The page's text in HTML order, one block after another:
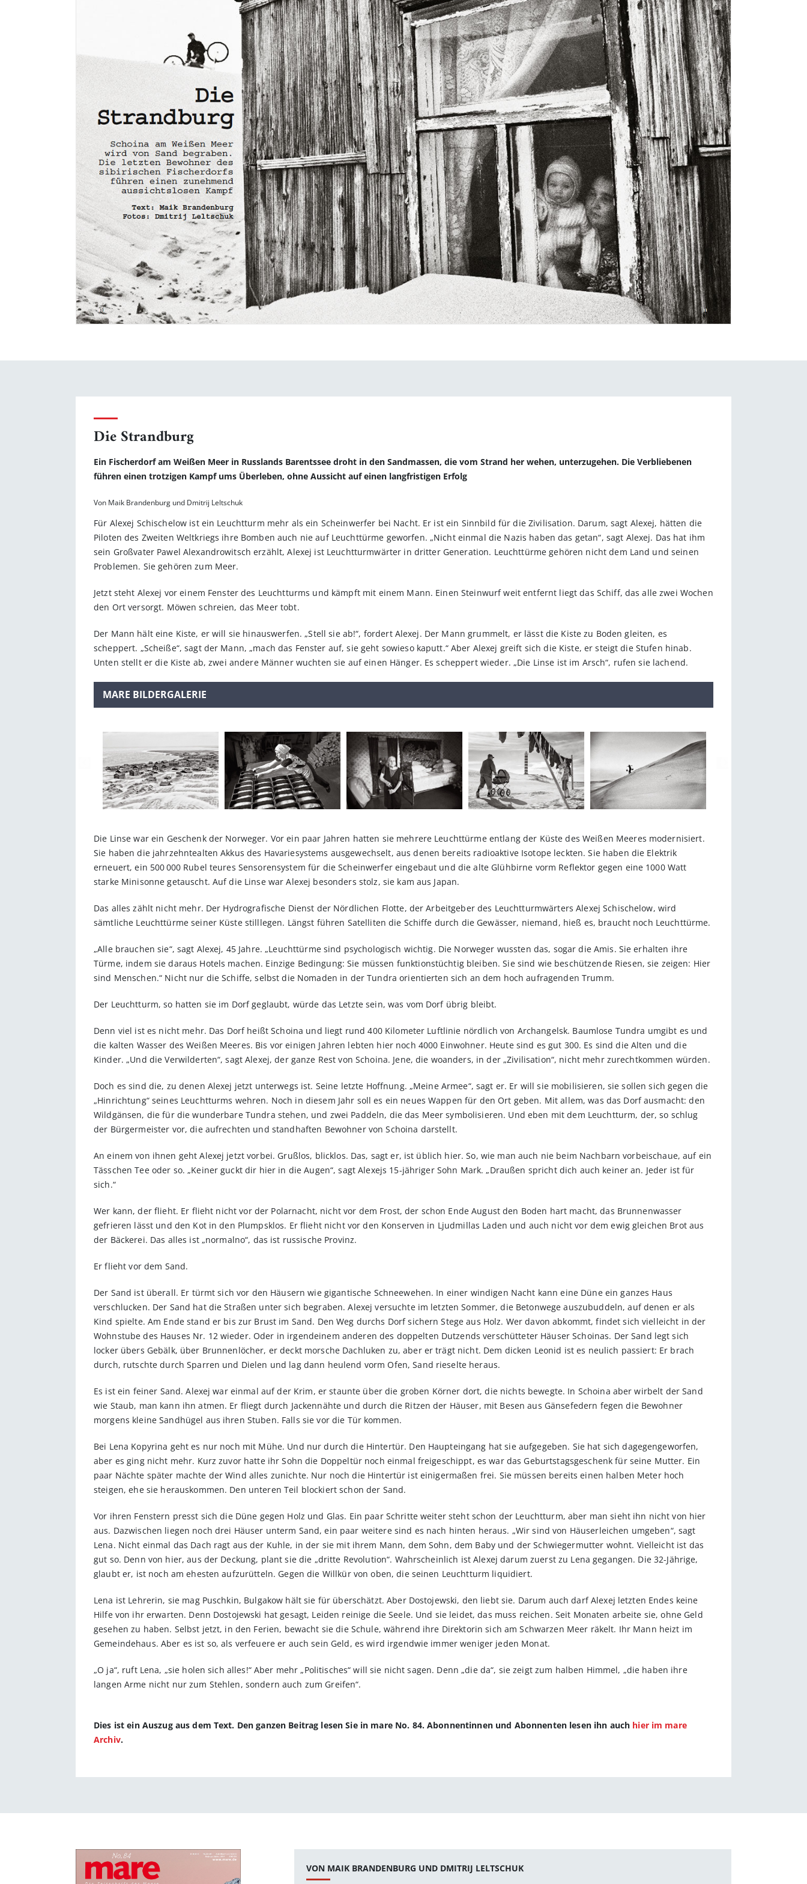
Die Strandburg
Ein Fischerdorf am Weißen Meer in Russlands Barentssee droht in den Sandmassen, die vom Strand her wehen, unterzugehen. Die Verbliebenen
führen einen trotzigen Kampf ums Überleben, ohne Aussicht auf einen langfristigen Erfolg
Von Maik Brandenburg und Dmitrij Leltschuk
Für Alexej Schischelow ist ein Leuchtturm mehr als ein Scheinwerfer bei Nacht. Er ist ein Sinnbild für die Zivilisation. Darum, sagt Alexej, hätten die
Piloten des Zweiten Weltkriegs ihre Bomben auch nie auf Leuchttürme geworfen. „Nicht einmal die Nazis haben das getan“, sagt Alexej. Das hat ihm
sein Großvater Pawel Alexandrowitsch erzählt, Alexej ist Leuchtturmwärter in dritter Generation. Leuchttürme gehören nicht dem Land und seinen
Problemen. Sie gehören zum Meer.
Jetzt steht Alexej vor einem Fenster des Leuchtturms und kämpft mit einem Mann. Einen Steinwurf weit entfernt liegt das Schiff, das alle zwei Wochen
den Ort versorgt. Möwen schreien, das Meer tobt.
Der Mann hält eine Kiste, er will sie hinauswerfen. „Stell sie ab!“, fordert Alexej. Der Mann grummelt, er lässt die Kiste zu Boden gleiten, es
scheppert. „Scheiße“, sagt der Mann, „mach das Fenster auf, sie geht sowieso kaputt.“ Aber Alexej greift sich die Kiste, er steigt die Stufen hinab.
Unten stellt er die Kiste ab, zwei andere Männer wuchten sie auf einen Hänger. Es scheppert wieder. „Die Linse ist im Arsch“, rufen sie lachend.
MARE BILDERGALERIE
Die Linse war ein Geschenk der Norweger. Vor ein paar Jahren hatten sie mehrere Leuchttürme entlang der Küste des Weißen Meeres modernisiert.
Sie haben die jahrzehntealten Akkus des Havariesystems ausgewechselt, aus denen bereits radioaktive Isotope leckten. Sie haben die Elektrik
erneuert, ein 500 000 Rubel teures Sensorensystem für die Scheinwerfer eingebaut und die alte Glühbirne vorm Reflektor gegen eine 1000 Watt
starke Minisonne getauscht. Auf die Linse war Alexej besonders stolz, sie kam aus Japan.
Das alles zählt nicht mehr. Der Hydrografische Dienst der Nördlichen Flotte, der Arbeitgeber des Leuchtturmwärters Alexej Schischelow, wird
sämtliche Leuchttürme seiner Küste stilllegen. Längst führen Satelliten die Schiffe durch die Gewässer, niemand, hieß es, braucht noch Leuchttürme.
„Alle brauchen sie“, sagt Alexej, 45 Jahre. „Leuchttürme sind psychologisch wichtig. Die Norweger wussten das, sogar die Amis. Sie erhalten ihre
Türme, indem sie daraus Hotels machen. Einzige Bedingung: Sie müssen funktionstüchtig bleiben. Sie sind wie beschützende Riesen, sie zeigen: Hier
sind Menschen.“ Nicht nur die Schiffe, selbst die Nomaden in der Tundra orientierten sich an dem hoch aufragenden Trumm.
Der Leuchtturm, so hatten sie im Dorf geglaubt, würde das Letzte sein, was vom Dorf übrig bleibt.
Denn viel ist es nicht mehr. Das Dorf heißt Schoina und liegt rund 400 Kilometer Luftlinie nördlich von Archangelsk. Baumlose Tundra umgibt es und
die kalten Wasser des Weißen Meeres. Bis vor einigen Jahren lebten hier noch 4000 Einwohner. Heute sind es gut 300. Es sind die Alten und die
Kinder. „Und die Verwilderten“, sagt Alexej, der ganze Rest von Schoina. Jene, die woanders, in der „Zivilisation“, nicht mehr zurechtkommen würden.
Doch es sind die, zu denen Alexej jetzt unterwegs ist. Seine letzte Hoffnung. „Meine Armee“, sagt er. Er will sie mobilisieren, sie sollen sich gegen die
„Hinrichtung“ seines Leuchtturms wehren. Noch in diesem Jahr soll es ein neues Wappen für den Ort geben. Mit allem, was das Dorf ausmacht: den
Wildgänsen, die für die wunderbare Tundra stehen, und zwei Paddeln, die das Meer symbolisieren. Und eben mit dem Leuchtturm, der, so schlug
der Bürgermeister vor, die aufrechten und standhaften Bewohner von Schoina darstellt.
An einem von ihnen geht Alexej jetzt vorbei. Grußlos, blicklos. Das, sagt er, ist üblich hier. So, wie man auch nie beim Nachbarn vorbeischaue, auf ein
Tässchen Tee oder so. „Keiner guckt dir hier in die Augen“, sagt Alexejs 15-jähriger Sohn Mark. „Draußen spricht dich auch keiner an. Jeder ist für
sich.“
Wer kann, der flieht. Er flieht nicht vor der Polarnacht, nicht vor dem Frost, der schon Ende August den Boden hart macht, das Brunnenwasser
gefrieren lässt und den Kot in den Plumpsklos. Er flieht nicht vor den Konserven in Ljudmillas Laden und auch nicht vor dem ewig gleichen Brot aus
der Bäckerei. Das alles ist „normalno“, das ist russische Provinz.
Er flieht vor dem Sand.
Der Sand ist überall. Er türmt sich vor den Häusern wie gigantische Schneewehen. In einer windigen Nacht kann eine Düne ein ganzes Haus
verschlucken. Der Sand hat die Straßen unter sich begraben. Alexej versuchte im letzten Sommer, die Betonwege auszubuddeln, auf denen er als
Kind spielte. Am Ende stand er bis zur Brust im Sand. Den Weg durchs Dorf sichern Stege aus Holz. Wer davon abkommt, findet sich vielleicht in der
Wohnstube des Hauses Nr. 12 wieder. Oder in irgendeinem anderen des doppelten Dutzends verschütteter Häuser Schoinas. Der Sand legt sich
locker übers Gebälk, über Brunnenlöcher, er deckt morsche Dachluken zu, aber er trägt nicht. Dem dicken Leonid ist es neulich passiert: Er brach
durch, rutschte durch Sparren und Dielen und lag dann heulend vorm Ofen, Sand rieselte heraus.
Es ist ein feiner Sand. Alexej war einmal auf der Krim, er staunte über die groben Körner dort, die nichts bewegte. In Schoina aber wirbelt der Sand
wie Staub, man kann ihn atmen. Er fliegt durch Jackennähte und durch die Ritzen der Häuser, mit Besen aus Gänsefedern fegen die Bewohner
morgens kleine Sandhügel aus ihren Stuben. Falls sie vor die Tür kommen.
Bei Lena Kopyrina geht es nur noch mit Mühe. Und nur durch die Hintertür. Den Haupteingang hat sie aufgegeben. Sie hat sich dagegengeworfen,
aber es ging nicht mehr. Kurz zuvor hatte ihr Sohn die Doppeltür noch einmal freigeschippt, es war das Geburtstagsgeschenk für seine Mutter. Ein
paar Nächte später machte der Wind alles zunichte. Nur noch die Hintertür ist einigermaßen frei. Sie müssen bereits einen halben Meter hoch
steigen, ehe sie herauskommen. Den unteren Teil blockiert schon der Sand.
Vor ihren Fenstern presst sich die Düne gegen Holz und Glas. Ein paar Schritte weiter steht schon der Leuchtturm, aber man sieht ihn nicht von hier
aus. Dazwischen liegen noch drei Häuser unterm Sand, ein paar weitere sind es nach hinten heraus. „Wir sind von Häuserleichen umgeben“, sagt
Lena. Nicht einmal das Dach ragt aus der Kuhle, in der sie mit ihrem Mann, dem Sohn, dem Baby und der Schwiegermutter wohnt. Vielleicht ist das
gut so. Denn von hier, aus der Deckung, plant sie die „dritte Revolution“. Wahrscheinlich ist Alexej darum zuerst zu Lena gegangen. Die 32-Jährige,
glaubt er, ist noch am ehesten aufzurütteln. Gegen die Willkür von oben, die seinen Leuchtturm liquidiert.
Lena ist Lehrerin, sie mag Puschkin, Bulgakow hält sie für überschätzt. Aber Dostojewski, den liebt sie. Darum auch darf Alexej letzten Endes keine
Hilfe von ihr erwarten. Denn Dostojewski hat gesagt, Leiden reinige die Seele. Und sie leidet, das muss reichen. Seit Monaten arbeite sie, ohne Geld
gesehen zu haben. Selbst jetzt, in den Ferien, bewacht sie die Schule, während ihre Direktorin sich am Schwarzen Meer räkelt. Ihr Mann heizt im
Gemeindehaus. Aber es ist so, als verfeuere er auch sein Geld, es wird irgendwie immer weniger jeden Monat.
„O ja“, ruft Lena, „sie holen sich alles!“ Aber mehr „Politisches“ will sie nicht sagen. Denn „die da“, sie zeigt zum halben Himmel, „die haben ihre
langen Arme nicht nur zum Stehlen, sondern auch zum Greifen“.
Dies ist ein Auszug aus dem Text. Den ganzen Beitrag lesen Sie in mare No. 84. Abonnentinnen und Abonnenten lesen ihn auch hier im mare
Archiv.
VON MAIK BRANDENBURG UND DMITRIJ LELTSCHUK